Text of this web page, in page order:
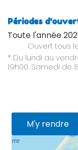
Périodes
Toute l'année
Ouvert tous
* Du lundi au
19h00. Samedi de
M'y rendre